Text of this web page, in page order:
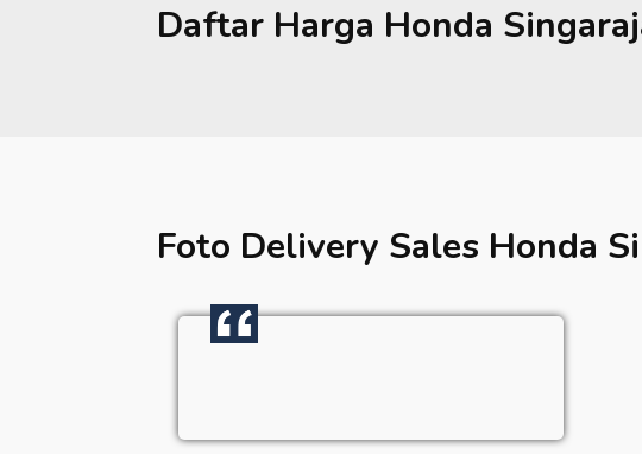
Daftar Harga Honda
Foto Delivery Sales Honda